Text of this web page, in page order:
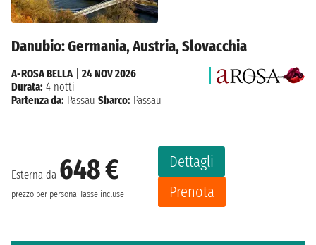
Danubio: Germania, Austria, Slovacchia
Esterna da 648 €
prezzo per persona Tasse incluse
Dettagli
Prenota
A-ROSA BELLA
24 NOV 2026
Durata: 4 notti
Partenza da: Passau Sbarco: Passau